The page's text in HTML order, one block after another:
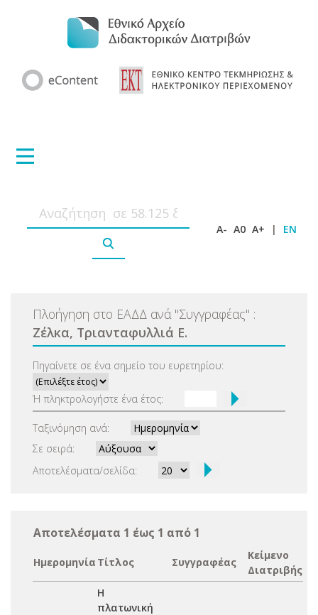
A- A0 A+ | EN
Πλοήγηση στο ΕΑΔΔ ανά "Συγγραφέας" :
Ζέλκα, Τριανταφυλλιά Ε.
Πηγαίνετε σε ένα σημείο του ευρετηρίου:
Ή πληκτρολογήστε ένα έτος:
Ταξινόμηση ανά:
Σε σειρά:
Αποτελέσματα/σελίδα:
Αποτελέσματα 1 έως 1 από 1
Ημερομηνία Τίτλος Συγγραφέας
Κείμενο
Διατριβής
Η
πλατωνική